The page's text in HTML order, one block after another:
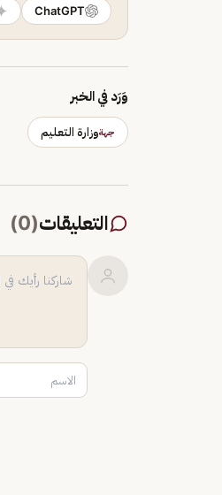
ChatGPT
وَرَد في الخبر
جهةوزارة التعليم
التعليقات(
0
)